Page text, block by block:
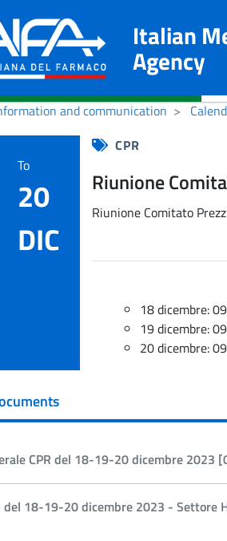
Italian
Agency
and communication
To
20
DIC
CPR
Riunione
Riunione Comitato
18 dicembre:
19 dicembre:
20 dicembre:
CPR del 18-19-20 dicembre 2023
del 18-19-20 dicembre 2023 - Settore